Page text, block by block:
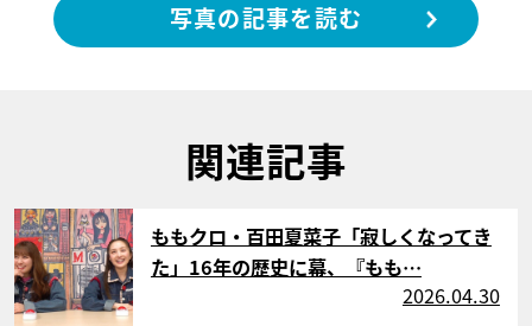
写真の記事を読む
関連記事
サムネイル
ももクロ・百田夏菜子「寂しくなってき
た」16年の歴史に幕、『もも…
2026.04.30